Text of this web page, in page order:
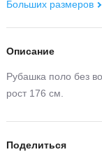
Больших размеров
Описание
Рубашка поло без
рост 176 см.
Поделиться